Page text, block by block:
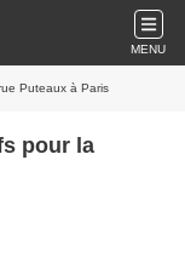
MENU
Puteaux à Paris
pour la